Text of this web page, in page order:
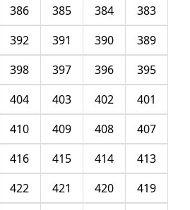
383
384
385
386
389
390
391
392
395
396
397
398
401
402
403
404
407
408
409
410
413
414
415
416
419
420
421
422